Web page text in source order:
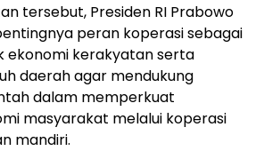
tersebut, Presiden RI Prabowo
peran koperasi sebagai
ekonomi kerakyatan serta
daerah agar mendukung
dalam memperkuat
masyarakat melalui koperasi
mandiri.